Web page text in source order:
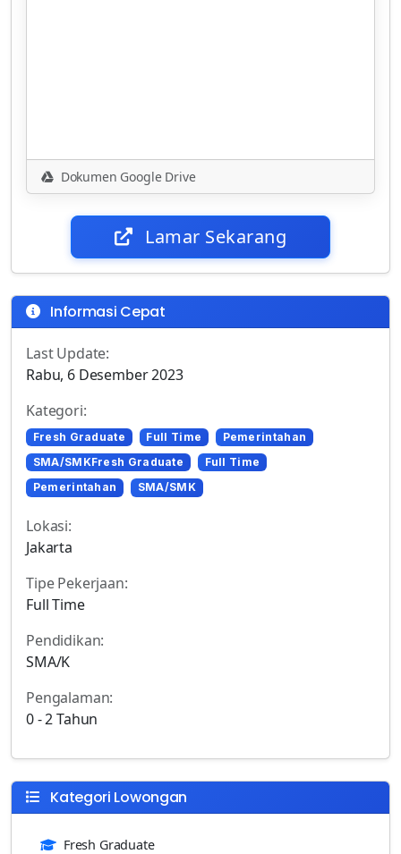
Dokumen Google Drive
Lamar Sekarang
Informasi Cepat
Last Update:
Rabu, 6 Desember 2023
Kategori:
Fresh Graduate Full Time
Pemerintahan
SMA/SMKFresh Graduate
Full Time
Pemerintahan
SMA/SMK
Lokasi:
Jakarta
Tipe Pekerjaan:
Full Time
Pendidikan:
SMA/K
Pengalaman:
0 - 2 Tahun
Kategori Lowongan
Fresh Graduate